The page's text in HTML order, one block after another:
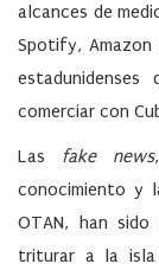
alcances de
Spotify,
comerciar con
Las fake news
conocimiento y
OTAN, han
triturar a la isla